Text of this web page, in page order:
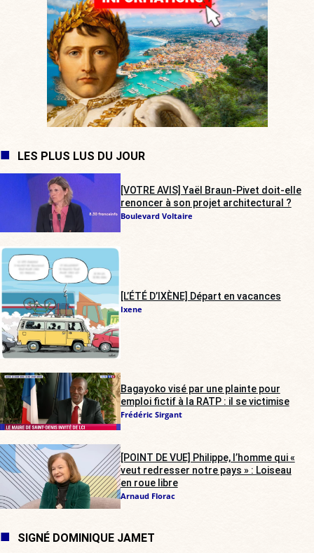
LES PLUS LUS DU JOUR
[VOTRE AVIS] Yaël Braun-Pivet doit-elle
renoncer à son projet architectural ?
Boulevard Voltaire
[L’ÉTÉ D’IXÈNE] Départ en vacances
Ixene
Bagayoko visé par une plainte pour
emploi fictif à la RATP : il se victimise
Frédéric Sirgant
[POINT DE VUE] Philippe, l’homme qui «
veut redresser notre pays » : Loiseau
en roue libre
Arnaud Florac
SIGNÉ DOMINIQUE JAMET